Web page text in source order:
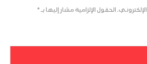
الحقول الإلزامية مشار إليها بـ*